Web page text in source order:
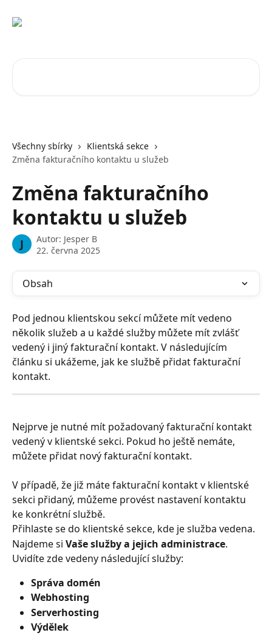
Všechny sbírky
Klientská sekce
Změna fakturačního kontaktu u služeb
Změna fakturačního
kontaktu u služeb
J Autor: Jesper B
22. června 2025
Obsah
Pod jednou klientskou sekcí můžete mít vedeno
několik služeb a u každé služby můžete mít zvlášť
vedený i jiný fakturační kontakt. V následujícím
článku si ukážeme, jak ke službě přidat fakturační
kontakt.
Nejprve je nutné mít požadovaný fakturační kontakt
vedený v klientské sekci. Pokud ho ještě nemáte,
můžete přidat nový fakturační kontakt.
V případě, že již máte fakturační kontakt v klientské
sekci přidaný, můžeme provést nastavení kontaktu
ke konkrétní službě.
Přihlaste se do klientské sekce, kde je služba vedena.
Najdeme si Vaše služby a jejich administrace.
Uvidíte zde vedeny následující služby:
Správa domén
Webhosting
Serverhosting
Výdělek